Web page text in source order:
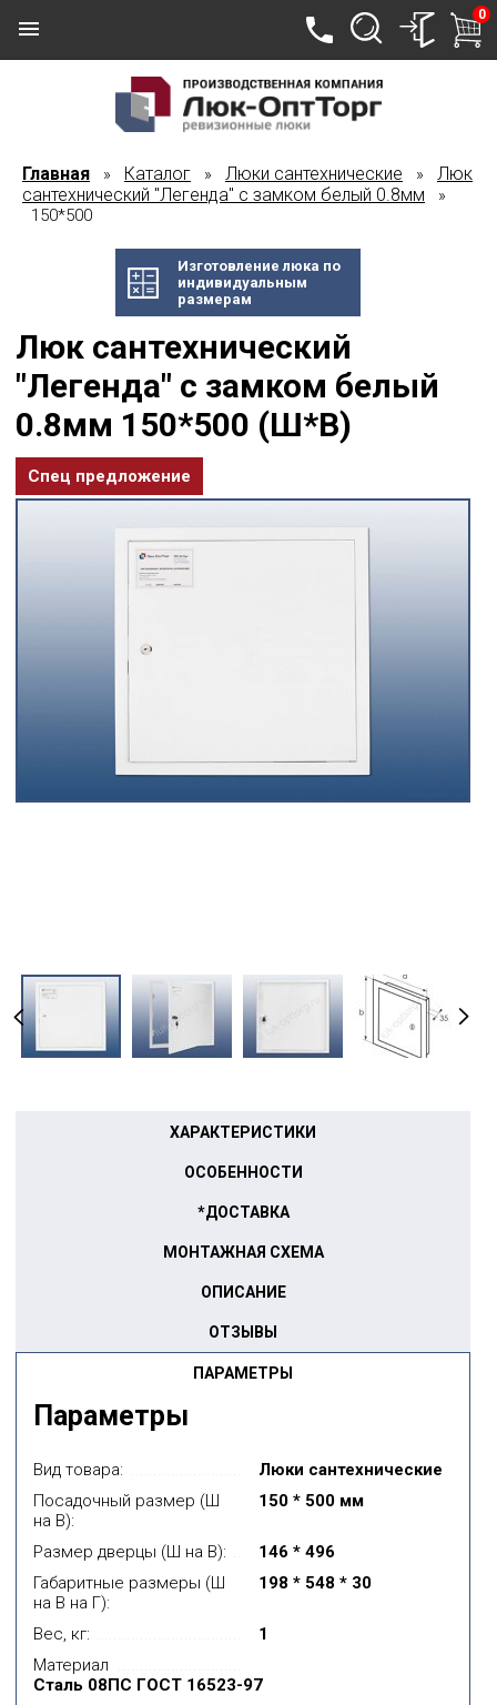
0
Главная » Каталог » Люки сантехнические » Люк
сантехнический "Легенда" с замком белый 0.8мм »
150*500
Изготовление люка по
индивидуальным
размерам
Люк сантехнический
"Легенда" с замком белый
0.8мм 150*500 (Ш*В)
Спец предложение
ПАРАМЕТРЫ
ХАРАКТЕРИСТИКИ
ОСОБЕННОСТИ
*ДОСТАВКА
МОНТАЖНАЯ СХЕМА
ОПИСАНИЕ
ОТЗЫВЫ
Параметры
Вид товара:
Люки сантехнические
Посадочный размер (Ш
на В):
150 * 500 мм
Размер дверцы (Ш на В):
146 * 496
Габаритные размеры (Ш
на В на Г):
198 * 548 * 30
Вес, кг:
1
Материал
Сталь 08ПС ГОСТ 16523-97